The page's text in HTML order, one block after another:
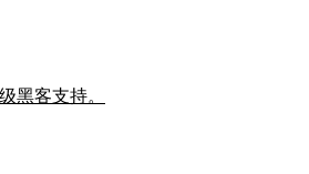
黑客支持。